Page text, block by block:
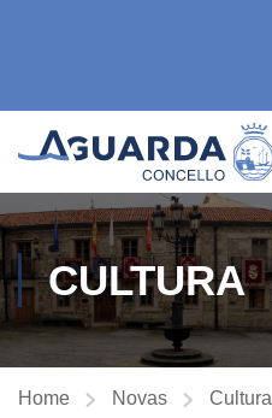
CULTURA
Home Novas Cultura